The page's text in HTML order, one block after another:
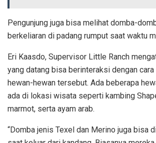
Pengunjung juga bisa melihat domba-
berkeliaran di padang rumput saat waktu
Eri Kaasdo, Supervisor Little Ranch
yang datang bisa berinteraksi dengan
hewan-hewan tersebut. Ada beberapa
ada di lokasi wisata seperti kambing
marmot, serta ayam arab.
“Domba jenis Texel dan Merino juga bisa